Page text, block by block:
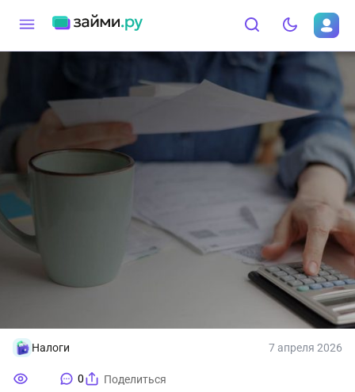
Налоги 7 апреля 2026
0 Поделиться